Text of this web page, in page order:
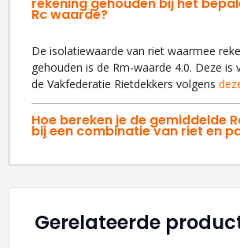
Rc waarde?
De isolatiewaarde van riet waarmee
gehouden is de Rm-waarde 4.0. Deze is
de Vakfederatie Rietdekkers volgens
Hoe bereken je de gemiddelde
bij een combinatie van riet en
Gerelateerde